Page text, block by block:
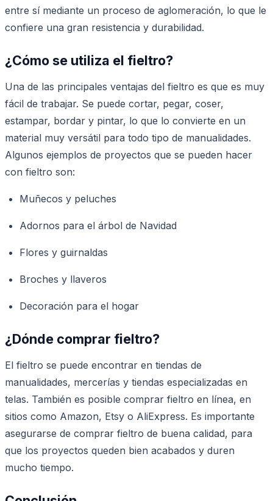
entre sí mediante un proceso de aglomeración, lo que le
confiere una gran resistencia y durabilidad.
¿Cómo se utiliza el fieltro?
Una de las principales ventajas del fieltro es que es muy
fácil de trabajar. Se puede cortar, pegar, coser,
estampar, bordar y pintar, lo que lo convierte en un
material muy versátil para todo tipo de manualidades.
Algunos ejemplos de proyectos que se pueden hacer
con fieltro son:
Muñecos y peluches
Adornos para el árbol de Navidad
Flores y guirnaldas
Broches y llaveros
Decoración para el hogar
¿Dónde comprar fieltro?
El fieltro se puede encontrar en tiendas de
manualidades, mercerías y tiendas especializadas en
telas. También es posible comprar fieltro en línea, en
sitios como Amazon, Etsy o AliExpress. Es importante
asegurarse de comprar fieltro de buena calidad, para
que los proyectos queden bien acabados y duren
mucho tiempo.